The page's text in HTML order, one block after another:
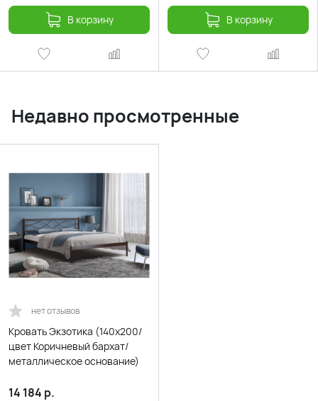
В корзину В корзину
Недавно просмотренные
нет отзывов
Кровать Экзотика (140х200/
цвет Коричневый бархат/
металлическое основание)
14 184 р.